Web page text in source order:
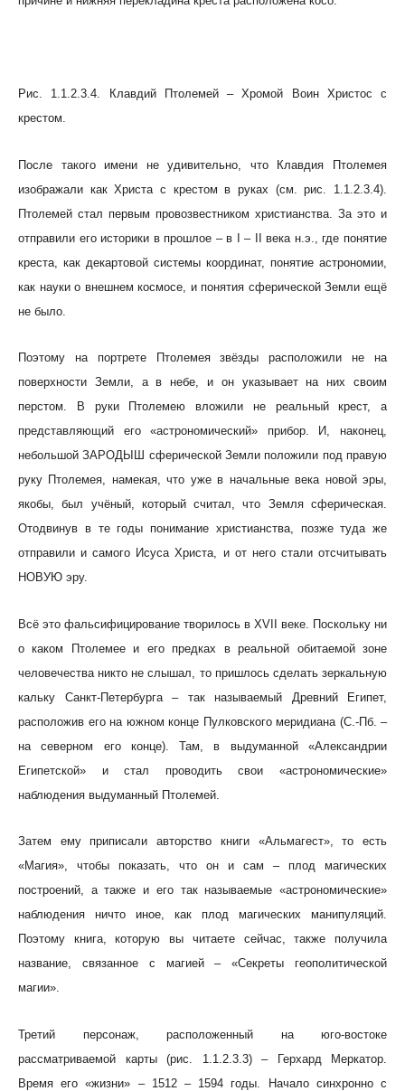
Рис. 1.1.2.3.4. Клавдий Птолемей – Хромой Воин Христос с
крестом.
После такого имени не удивительно, что Клавдия Птолемея
изображали как Христа с крестом в руках (см. рис. 1.1.2.3.4).
Птолемей стал первым провозвестником христианства. За это и
отправили его историки в прошлое – в I – II века н.э., где понятие
креста, как декартовой системы координат, понятие астрономии,
как науки о внешнем космосе, и понятия сферической Земли ещё
не было.
Поэтому на портрете Птолемея звёзды расположили не на
поверхности Земли, а в небе, и он указывает на них своим
перстом. В руки Птолемею вложили не реальный крест, а
представляющий его «астрономический» прибор. И, наконец,
небольшой ЗАРОДЫШ сферической Земли положили под правую
руку Птолемея, намекая, что уже в начальные века новой эры,
якобы, был учёный, который считал, что Земля сферическая.
Отодвинув в те годы понимание христианства, позже туда же
отправили и самого Исуса Христа, и от него стали отсчитывать
НОВУЮ эру.
Всё это фальсифицирование творилось в XVII веке. Поскольку ни
о каком Птолемее и его предках в реальной обитаемой зоне
человечества никто не слышал, то пришлось сделать зеркальную
кальку Санкт-Петербурга – так называемый Древний Египет,
расположив его на южном конце Пулковского меридиана (С.-Пб. –
на северном его конце). Там, в выдуманной «Александрии
Египетской» и стал проводить свои «астрономические»
наблюдения выдуманный Птолемей.
Затем ему приписали авторство книги «Альмагест», то есть
«Магия», чтобы показать, что он и сам – плод магических
построений, а также и его так называемые «астрономические»
наблюдения ничто иное, как плод магических манипуляций.
Поэтому книга, которую вы читаете сейчас, также получила
название, связанное с магией – «Секреты геополитической
магии».
Третий персонаж, расположенный на юго-востоке
рассматриваемой карты (рис. 1.1.2.3.3) – Герхард Меркатор.
Время его «жизни» – 1512 – 1594 годы. Начало синхронно с